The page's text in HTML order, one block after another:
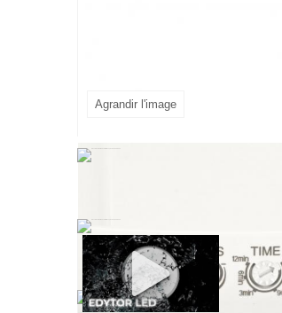
Agrandir l'image